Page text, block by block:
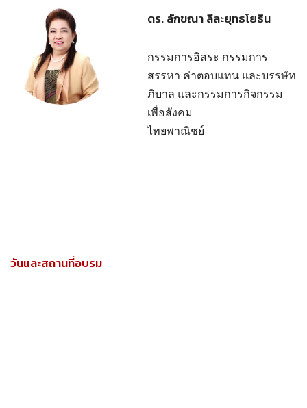
ดร. ลักขณา ลีละยุทธโยธิน
กรรมการอิสระ กรรมการ
สรรหา ค่าตอบแทน และบรรษัท
ภิบาล และกรรมการกิจกรรม
เพื่อสังคม
ไทยพาณิชย์
วันและสถานที่อบรม